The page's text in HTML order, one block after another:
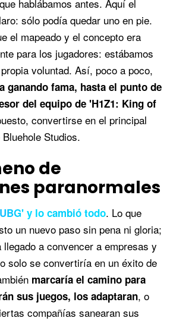
hablábamos antes. Aquí el
sólo podía quedar uno en pie.
el mapeado y el concepto era
para los jugadores: estábamos
voluntad. Así, poco a poco,
ganando fama, hasta el punto de
del equipo de 'H1Z1: King of
convertirse en el principal
Studios.
de
paranormales
y lo cambió todo. Lo que
un nuevo paso sin pena ni gloria;
a convencer a empresas y
solo se convertiría en un éxito de
marcaría el camino para
sus juegos, los adaptaran, o
compañías sanearan sus